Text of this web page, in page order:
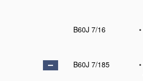
B60J 7/16
•
B60J 7/185
•